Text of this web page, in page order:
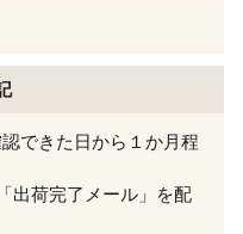
できた日から１か月程
出荷完了メール」を配